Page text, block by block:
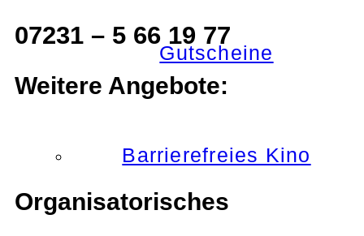
Gutscheine
Barrierefreies Kino
07231 – 5 66 19 77
Weitere Angebote:
Organisatorisches